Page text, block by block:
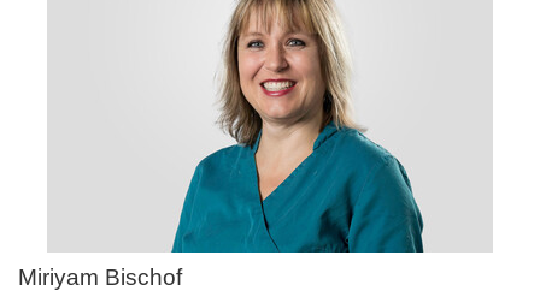
Miriyam Bischof